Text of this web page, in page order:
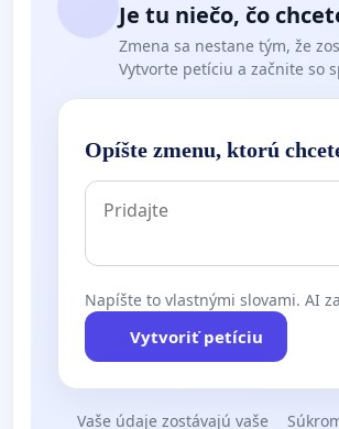
Je tu niečo, čo
Zmena sa nestane tým, že
Vytvorte petíciu a začnite so
Opíšte zmenu, ktorú
Napíšte to vlastnými slovami. AI
Vytvoriť petíciu
Vaše údaje zostávajú vaše